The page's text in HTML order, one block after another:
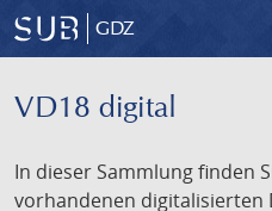
GDZ
VD18 digital
In dieser Sammlung finden
vorhandenen digitalisierten